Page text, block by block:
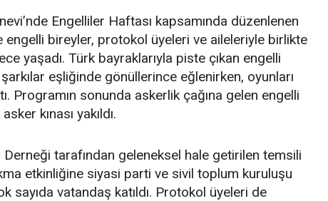
Engelliler Haftası kapsamında düzenlenen
engelli bireyler, protokol üyeleri ve aileleriyle birlikte
yaşadı. Türk bayraklarıyla piste çıkan engelli
eşliğinde gönüllerince eğlenirken, oyunları
Programın sonunda askerlik çağına gelen engelli
kınası yakıldı.
tarafından geleneksel hale getirilen temsili
etkinliğine siyasi parti ve sivil toplum kuruluşu
sayıda vatandaş katıldı. Protokol üyeleri de